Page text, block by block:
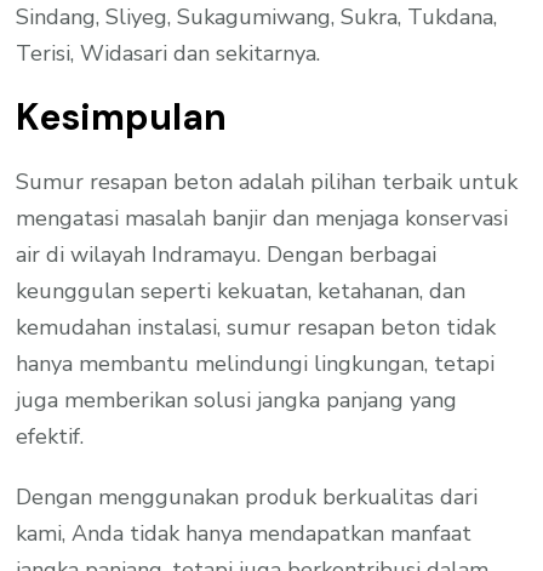
Sindang, Sliyeg, Sukagumiwang, Sukra, Tukdana,
Terisi, Widasari dan sekitarnya.
Kesimpulan
Sumur resapan beton adalah pilihan terbaik untuk
mengatasi masalah banjir dan menjaga konservasi
air di wilayah Indramayu. Dengan berbagai
keunggulan seperti kekuatan, ketahanan, dan
kemudahan instalasi, sumur resapan beton tidak
hanya membantu melindungi lingkungan, tetapi
juga memberikan solusi jangka panjang yang
efektif.
Dengan menggunakan produk berkualitas dari
kami, Anda tidak hanya mendapatkan manfaat